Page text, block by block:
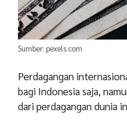
Sumber: pexels.com
Perdagangan
bagi Indonesia saja,
dari perdagangan dunia